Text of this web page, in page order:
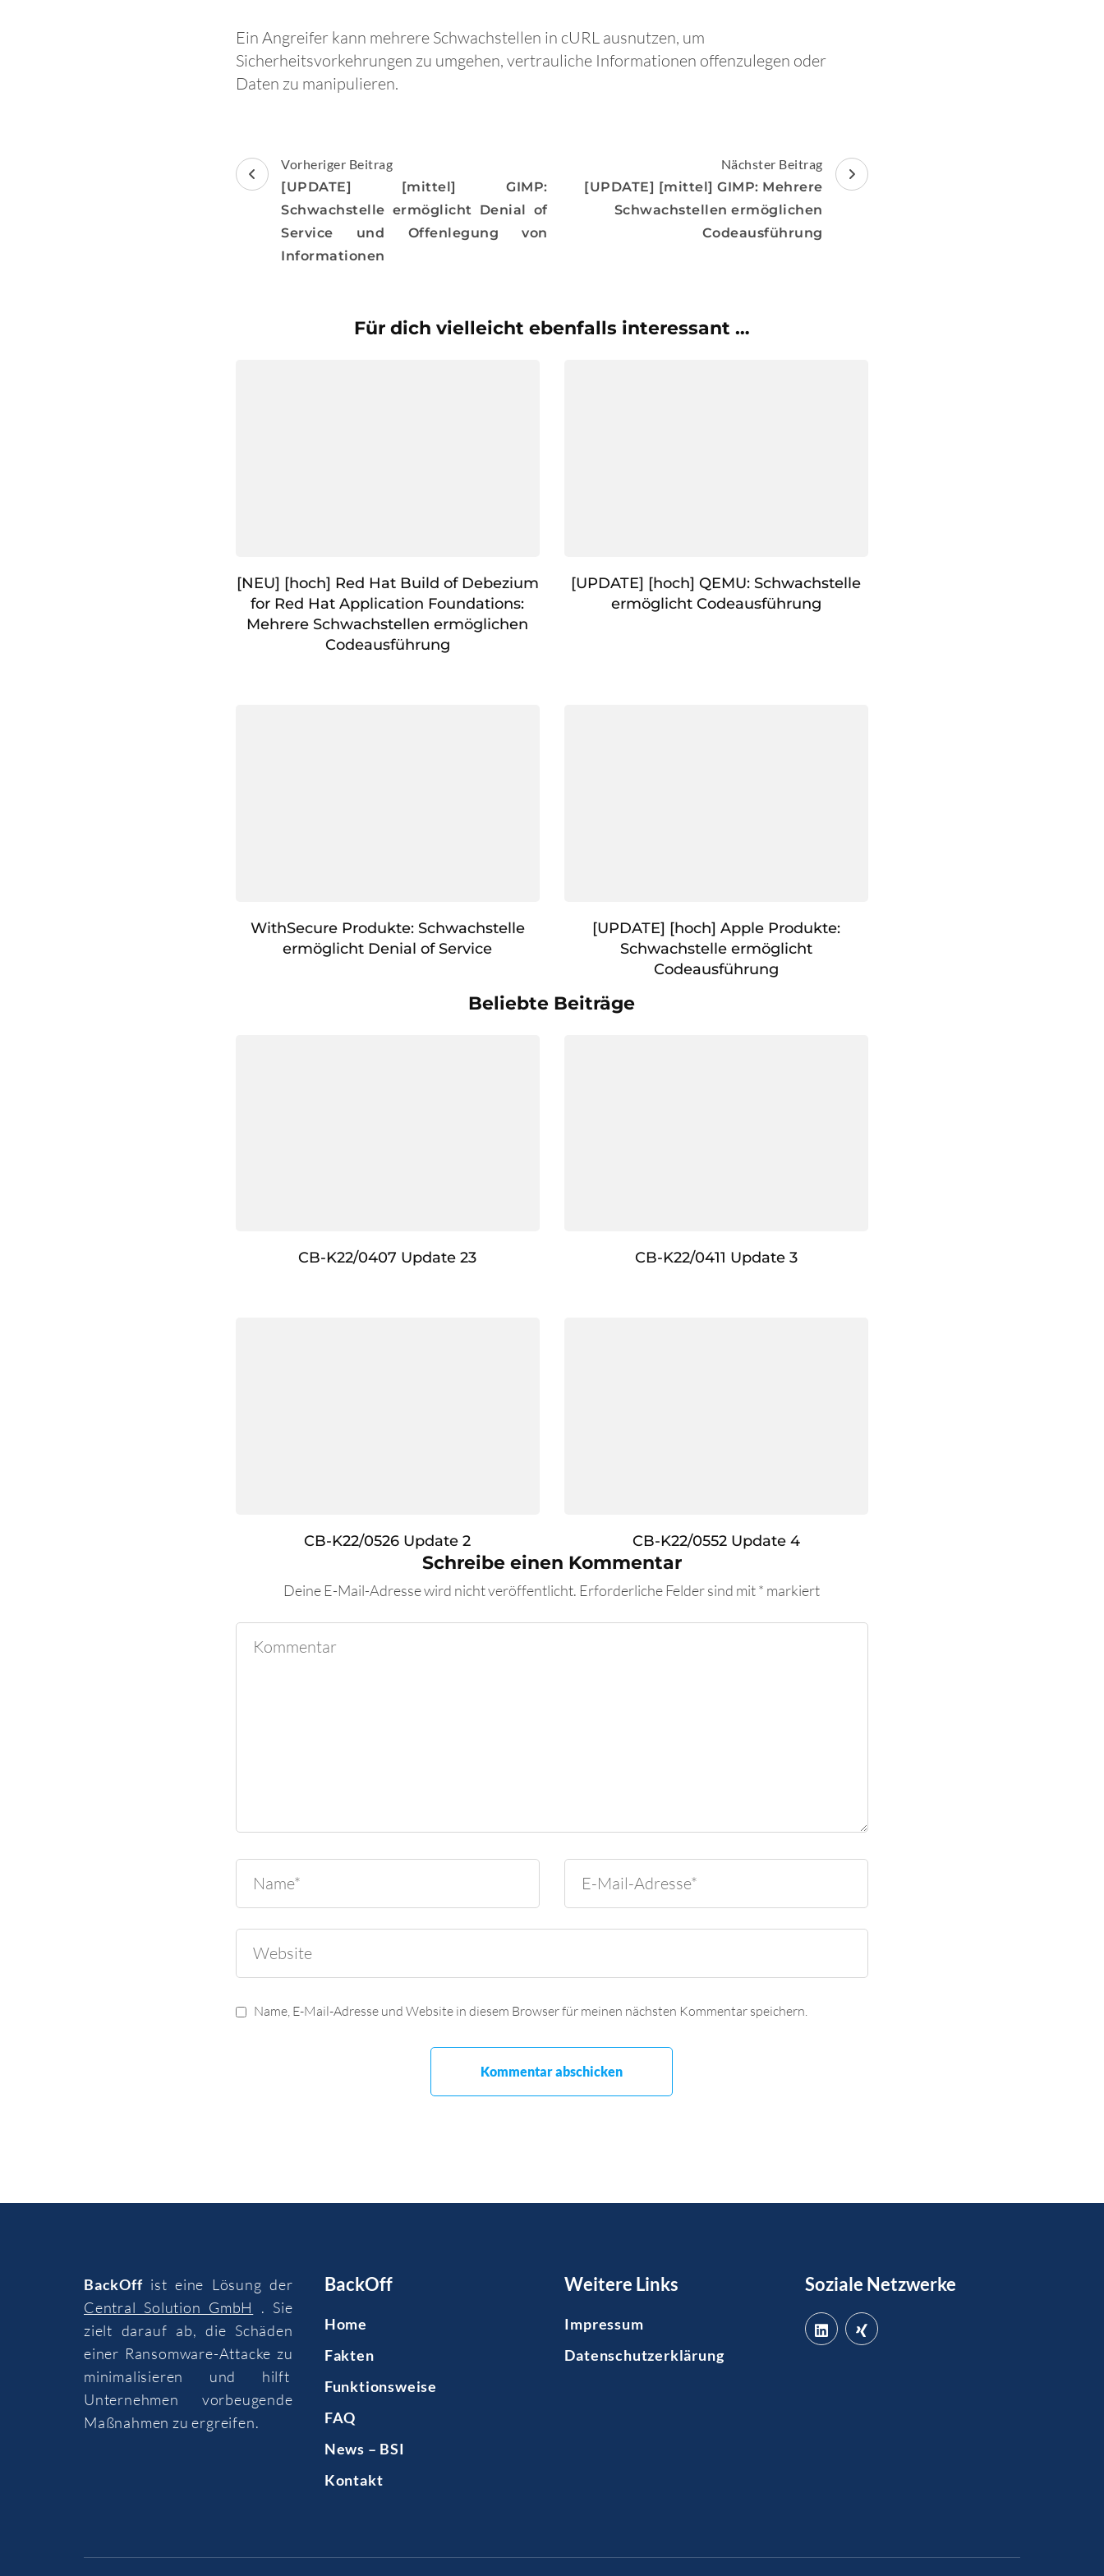
Ein Angreifer kann mehrere Schwachstellen in cURL ausnutzen, um
Sicherheitsvorkehrungen zu umgehen, vertrauliche Informationen offenzulegen oder
Daten zu manipulieren.
Beitragsnavigation
Vorheriger Beitrag
[UPDATE] [mittel] GIMP:
Schwachstelle ermöglicht Denial of
Service und Offenlegung von
Informationen
Nächster Beitrag
[UPDATE] [mittel] GIMP: Mehrere
Schwachstellen ermöglichen
Codeausführung
Für dich vielleicht ebenfalls interessant …
[NEU] [hoch] Red Hat Build of Debezium
for Red Hat Application Foundations:
Mehrere Schwachstellen ermöglichen
Codeausführung
[UPDATE] [hoch] QEMU: Schwachstelle
ermöglicht Codeausführung
WithSecure Produkte: Schwachstelle
ermöglicht Denial of Service
[UPDATE] [hoch] Apple Produkte:
Schwachstelle ermöglicht
Codeausführung
Beliebte Beiträge
CB-K22/0407 Update 23 CB-K22/0411 Update 3
CB-K22/0526 Update 2 CB-K22/0552 Update 4
Schreibe einen Kommentar
Deine E-Mail-Adresse wird nicht veröffentlicht. Erforderliche Felder sind mit* markiert
Name, E-Mail-Adresse und Website in diesem Browser für meinen nächsten Kommentar speichern.
BackOffist eine Lösung der
Central Solution GmbH
. Sie
zielt darauf ab, die Schäden
einer Ransomware-Attacke zu
minimalisieren und hilft
Unternehmen vorbeugende
Maßnahmen zu ergreifen.
BackOff
Home
Fakten
Funktionsweise
FAQ
News – BSI
Kontakt
Weitere Links
Impressum
Datenschutzerklärung
Soziale Netzwerke